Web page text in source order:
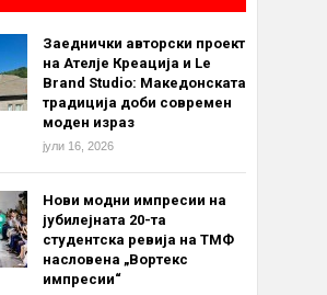
Заеднички авторски проект
на Ателје Креација и Le
Brand Studio: Македонската
традиција доби современ
моден израз
јули 16, 2026
Нови модни импресии на
јубилејната 20-та
студентска ревија на ТМФ
насловена „Вортекс
импресии“